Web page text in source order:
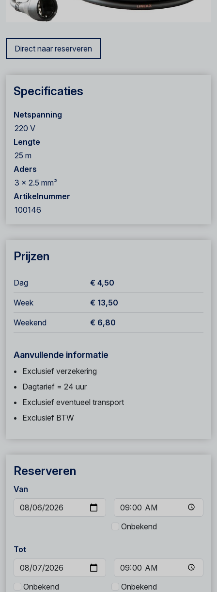
Direct naar reserveren
Specificaties
Netspanning
220 V
Lengte
25 m
Aders
3 x 2.5 mm²
Artikelnummer
100146
Prijzen
Dag € 4,50
Week € 13,50
Weekend € 6,80
Aanvullende informatie
Exclusief verzekering
Dagtarief = 24 uur
Exclusief eventueel transport
Exclusief BTW
Reserveren
Van
Onbekend
Tot
Onbekend
Onbekend